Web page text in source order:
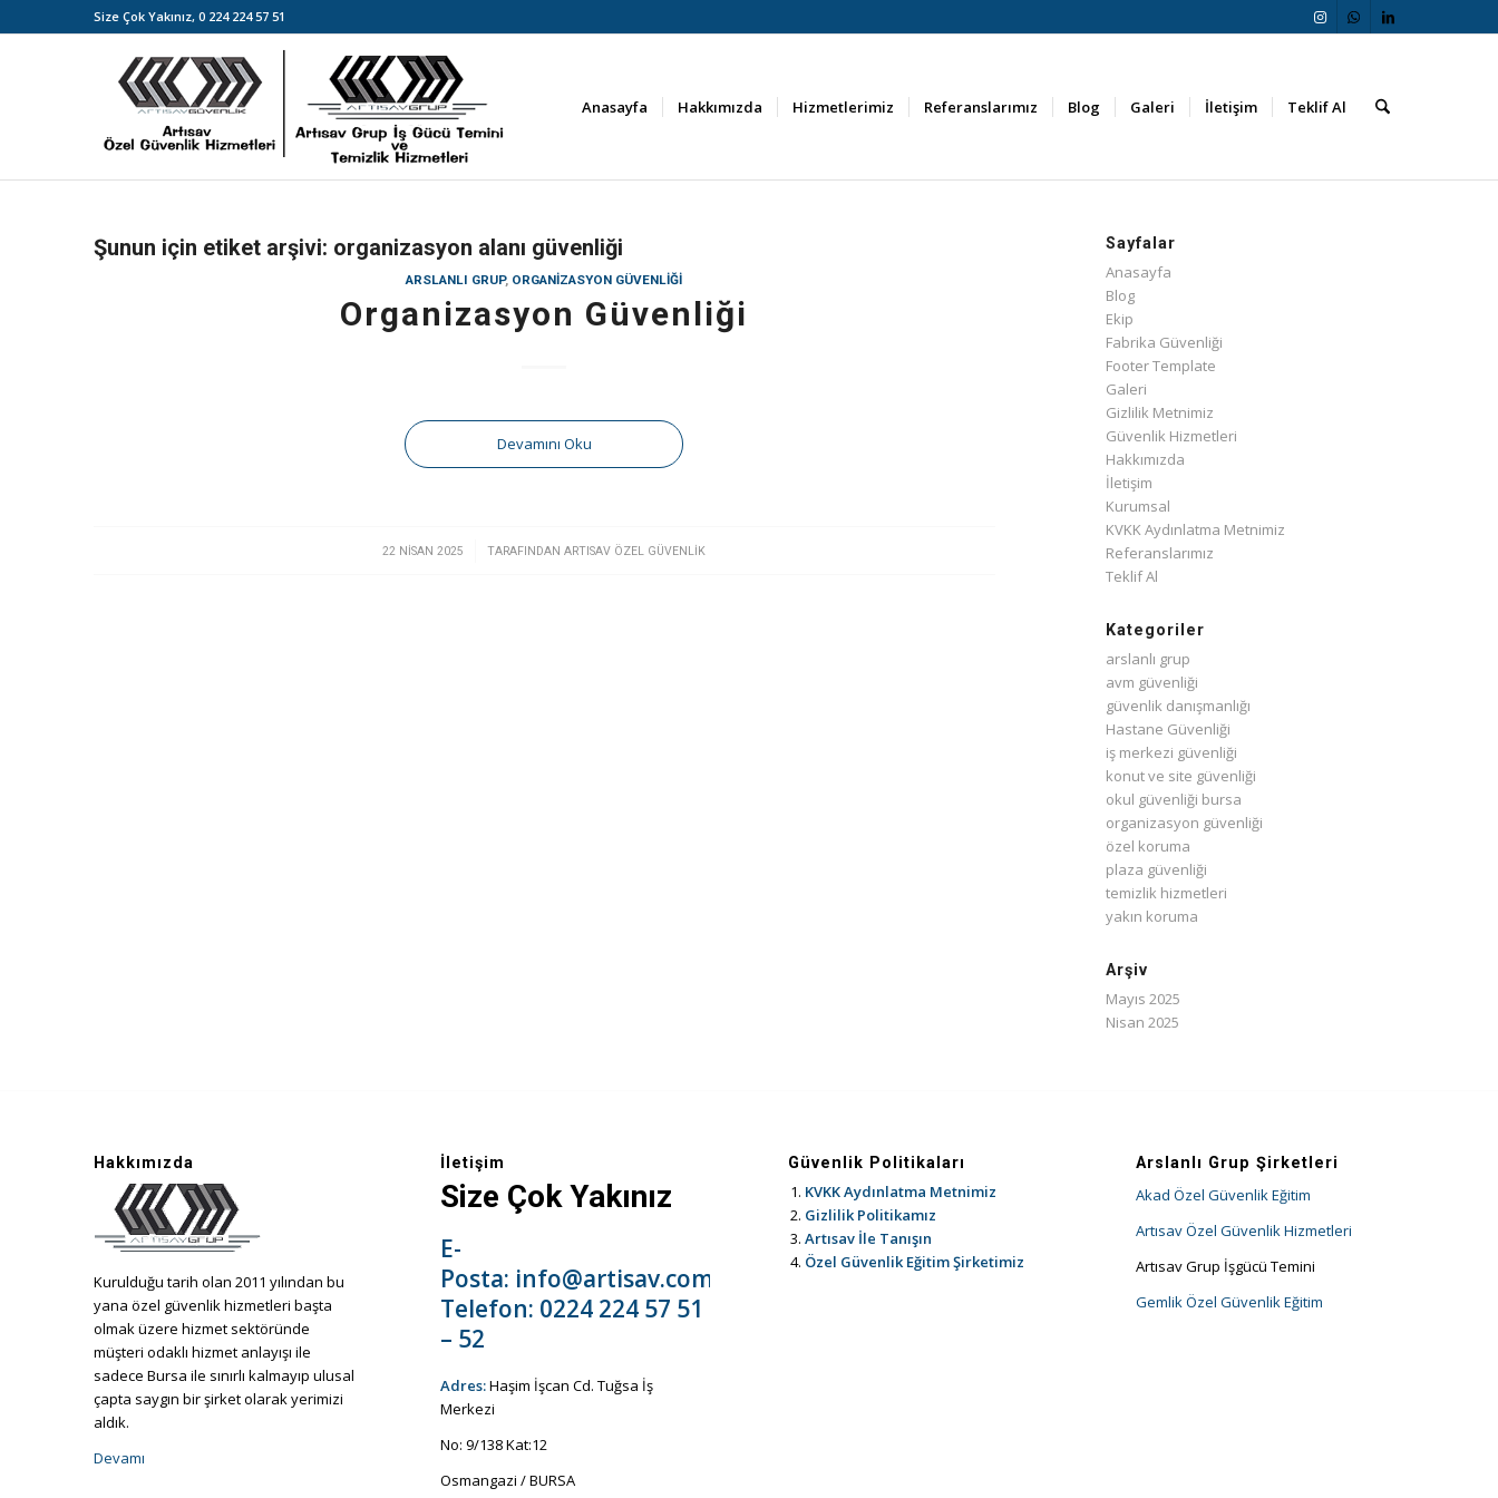
Size Çok Yakınız, 0 224 224 57 51
Anasayfa Hakkımızda Hizmetlerimiz Referanslarımız Blog Galeri İletişim Teklif Al
Şunun için etiket arşivi: organizasyon alanı güvenliği
ARSLANLI GRUP, ORGANIZASYON GÜVENLIĞI
Organizasyon Güvenliği
Devamını Oku
22 NISAN 2025
/ TARAFINDANARTISAV ÖZEL GÜVENLIK
Sayfalar
Anasayfa
Blog
Ekip
Fabrika Güvenliği
Footer Template
Galeri
Gizlilik Metnimiz
Güvenlik Hizmetleri
Hakkımızda
İletişim
Kurumsal
KVKK Aydınlatma Metnimiz
Referanslarımız
Teklif Al
Kategoriler
arslanlı grup
avm güvenliği
güvenlik danışmanlığı
Hastane Güvenliği
iş merkezi güvenliği
konut ve site güvenliği
okul güvenliği bursa
organizasyon güvenliği
özel koruma
plaza güvenliği
temizlik hizmetleri
yakın koruma
Arşiv
Mayıs 2025
Nisan 2025
Hakkımızda
Kurulduğu tarih olan 2011 yılından bu
yana özel güvenlik hizmetleri başta
olmak üzere hizmet sektöründe
müşteri odaklı hizmet anlayışı ile
sadece Bursa ile sınırlı kalmayıp ulusal
çapta saygın bir şirket olarak yerimizi
aldık.
Devamı
İletişim
Size Çok Yakınız
E-
Posta: info@artisav.com.tr
Telefon: 0224 224 57 51
– 52
Adres:Haşim İşcan Cd. Tuğsa İş
Merkezi
No: 9/138 Kat:12
Osmangazi / BURSA
Güvenlik Politikaları
KVKK Aydınlatma Metnimiz
Gizlilik Politikamız
Artısav İle Tanışın
Özel Güvenlik Eğitim Şirketimiz
Arslanlı Grup Şirketleri
Akad Özel Güvenlik Eğitim
Artısav Özel Güvenlik Hizmetleri
Artısav Grup İşgücü Temini
Gemlik Özel Güvenlik Eğitim